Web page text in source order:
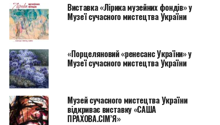
Вісімдесят
яскравих представників сучасного
українського образотворчого мистецтва порадують
відвідувачів прекрасними замальовками
торжества життя.
Виставка «Лірика музейних фондів» у
Музеї сучасного мистецтва України
«Порцеляновий «ренесанс України» у
Музеї сучасного мистецтва України
Музей сучасного мистецтва України
відкриває виставку «САША
ПРАХОВА.СІМ’Я»